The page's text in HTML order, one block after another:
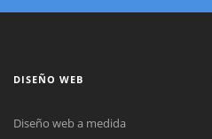
DISEÑO WEB
Diseño web a medida